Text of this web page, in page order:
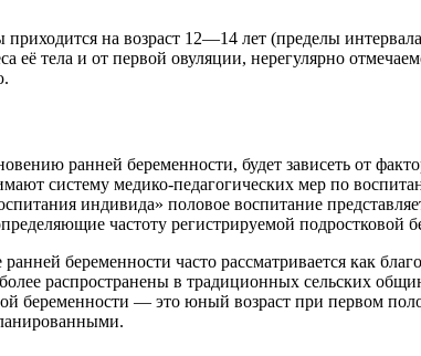
на возраст 12—14 лет (пределы
её тела и от первой овуляции, нерегулярно
ранней беременности, будет зависеть от
систему медико-педагогических мер по
индивида» половое воспитание
частоту регистрируемой подростковой
беременности часто рассматривается как
распространены в традиционных сельских
беременности — это юный возраст при первом